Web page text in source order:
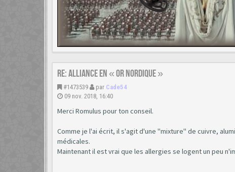
Re: Alliance en « or nordique »
#1473539 par Cade54
09 nov. 2018, 16:40
Merci Romulus pour ton conseil.
Comme je l'ai écrit, il s'agit d'une "mixture" de cuivre,
médicales.
Maintenant il est vrai que les allergies se logent un peu